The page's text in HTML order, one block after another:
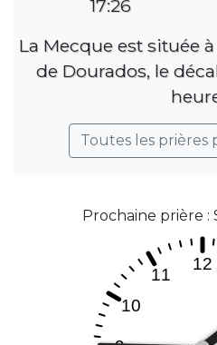
17:26
La Mecque est située
de Dourados, le
Toutes les prières
Prochaine prière :